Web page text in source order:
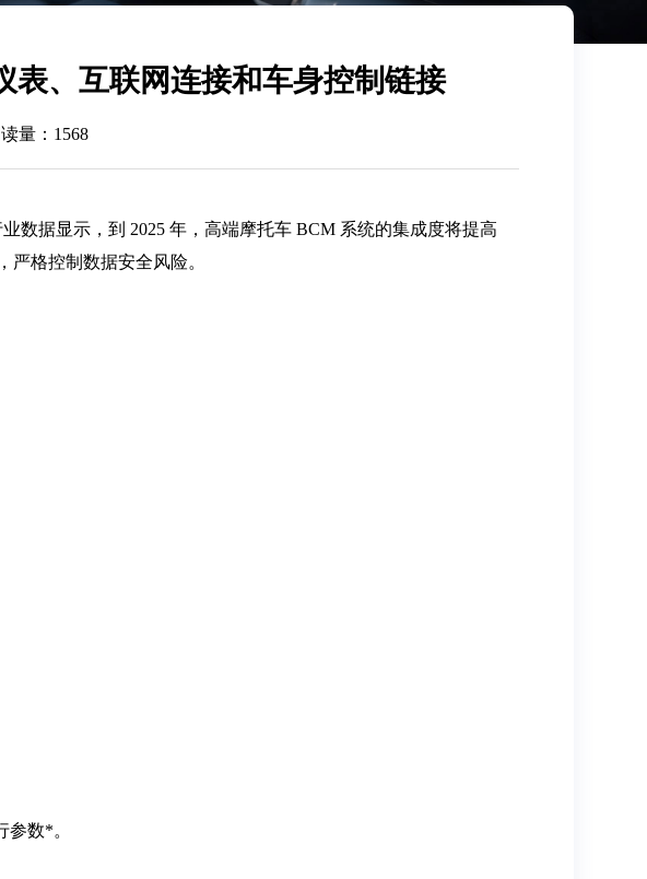
表、互联网连接和车身控制链接
量：1568
数据显示，到 2025 年，高端摩托车 BCM 系统的集成度将提高
严格控制数据安全风险。
参数*。